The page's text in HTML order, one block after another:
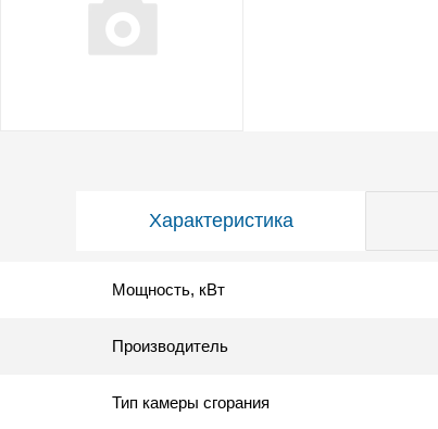
Характеристика
Мощность, кВт
Производитель
Тип камеры сгорания